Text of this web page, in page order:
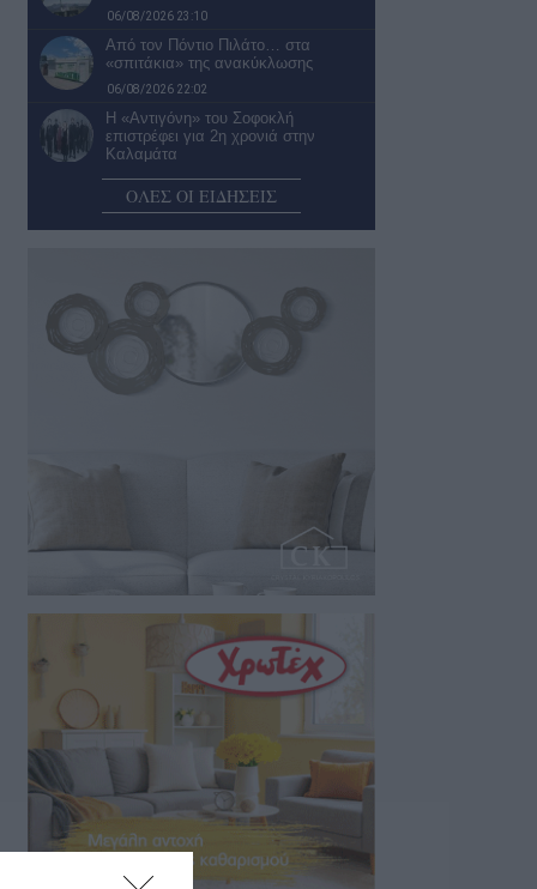
06/08/2026 23:10
Από τον Πόντιο Πιλάτο… στα
«σπιτάκια» της ανακύκλωσης
06/08/2026 22:02
Η «Αντιγόνη» του Σοφοκλή
επιστρέφει για 2η χρονιά στην
Καλαμάτα
06/08/2026 21:28
Ανοίγει ο δρόμος για τον Βιολογικό
Καθαρισμό Πεταλιδίου
Ενεργοποιείται χρηματοδοτικό
εργαλείο 9 εκατ. ευρώ για
αναβάθμιση του οδικού…
ΟΛΕΣ ΟΙ ΕΙΔΗΣΕΙΣ